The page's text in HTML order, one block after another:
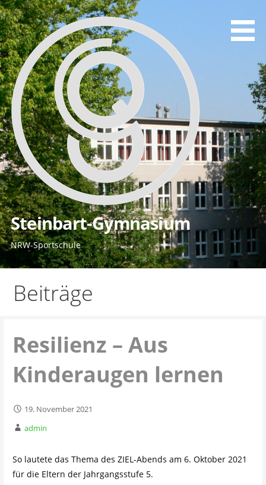
Zum
Inhalt
springen
Steinbart-Gymnasium
NRW-Sportschule
Beiträge
Resilienz – Aus
Kinderaugen lernen
19. November 2021
admin
So lautete das Thema des ZIEL-Abends am 6. Oktober 2021
für die Eltern der Jahrgangsstufe 5.